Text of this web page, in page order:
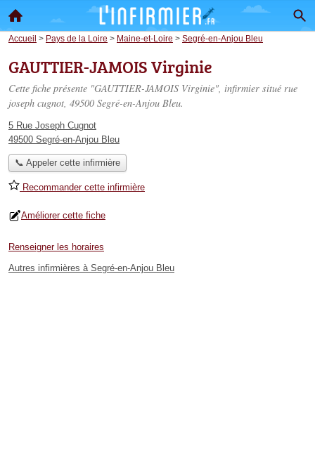
Accueil > Pays de la Loire > Maine-et-Loire > Segré-en-Anjou Bleu
GAUTTIER-JAMOIS Virginie
Cette fiche présente "GAUTTIER-JAMOIS Virginie", infirmier situé rue
joseph cugnot, 49500 Segré-en-Anjou Bleu.
5 Rue Joseph Cugnot
49500 Segré-en-Anjou Bleu
📞 Appeler cette infirmière
Recommander cette infirmière
Améliorer cette fiche
Renseigner les horaires
Autres infirmières à Segré-en-Anjou Bleu